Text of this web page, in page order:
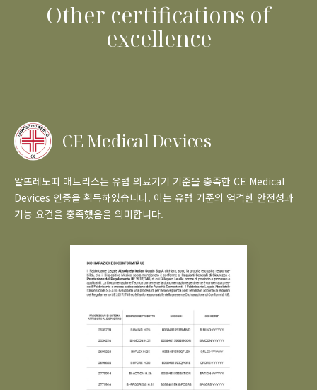
Other certifications of
excellence
CE Medical Devices
알뜨레노띠 매트리스는 유럽 의료기기 기준을 충족한 CE Medical
Devices 인증을 획득하였습니다. 이는 유럽 기준의 엄격한 안전성과
기능 요건을 충족했음을 의미합니다.